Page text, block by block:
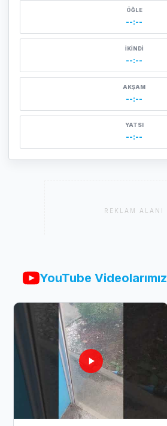
ÖĞLE
--:--
İKINDI
--:--
AKŞAM
--:--
YATSI
--:--
REKLAM ALANI
YouTube Videolarımız